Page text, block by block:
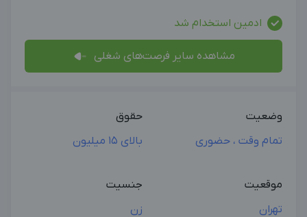
ادمین استخدام شد
مشاهده سایر فرصت‌های شغلی
وضعیت
تمام وقت ، حضوری
حقوق
بالای 15 میلیون
موقعیت
تهران
جنسیت
زن